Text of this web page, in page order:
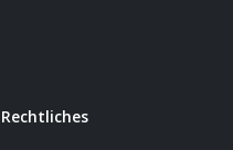
Rechtliches